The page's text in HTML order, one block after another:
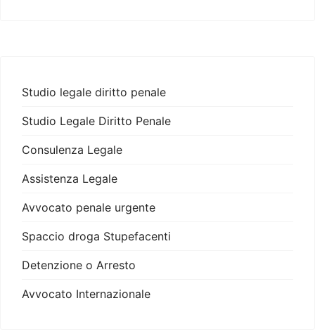
Studio legale diritto penale
Studio Legale Diritto Penale
Consulenza Legale
Assistenza Legale
Avvocato penale urgente
Spaccio droga Stupefacenti
Detenzione o Arresto
Avvocato Internazionale